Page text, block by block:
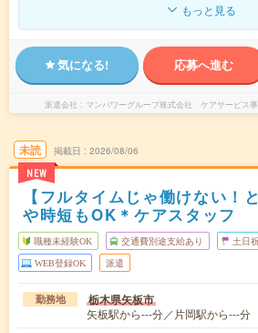
もっと見る
気になる! 応募へ進む
派遣会社 マンパワーグループ株式会社 ケアサービス
未読
NEW
掲載日 2026/08/06
【フルタイムじゃ働けない！
や時短もOK＊ケアスタッフ
職種未経験OK 交通費別途支給あり 土日
WEB登録OK 派遣
勤務地 栃木県矢板市
矢板駅から---分／片岡駅から---分